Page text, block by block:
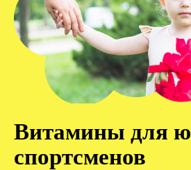
Витамины для
спортсменов